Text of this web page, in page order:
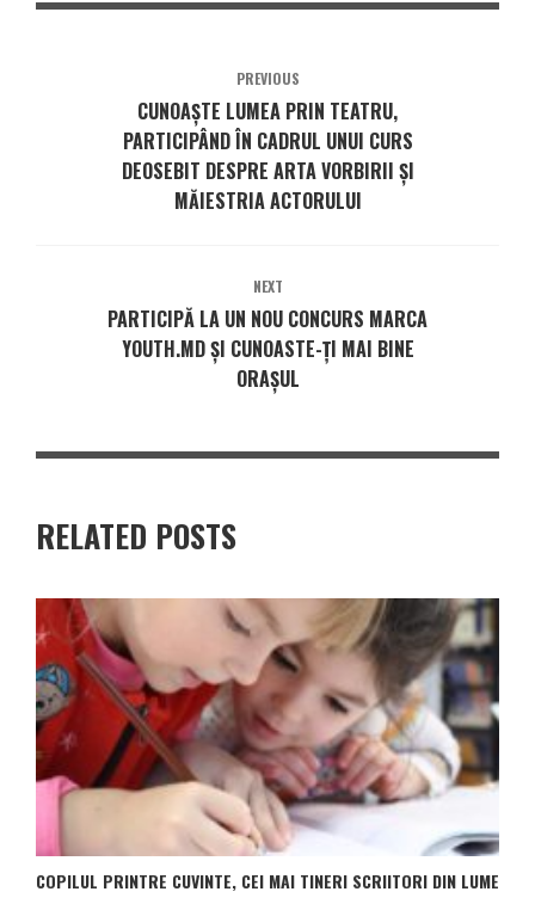
PREVIOUS
CUNOAȘTE LUMEA PRIN TEATRU,
PARTICIPÂND ÎN CADRUL UNUI CURS
DEOSEBIT DESPRE ARTA VORBIRII ȘI
MĂIESTRIA ACTORULUI
NEXT
PARTICIPĂ LA UN NOU CONCURS MARCA
YOUTH.MD ŞI CUNOASTE-ŢI MAI BINE
ORAŞUL
RELATED POSTS
COPILUL PRINTRE CUVINTE, CEI MAI TINERI SCRIITORI DIN LUME